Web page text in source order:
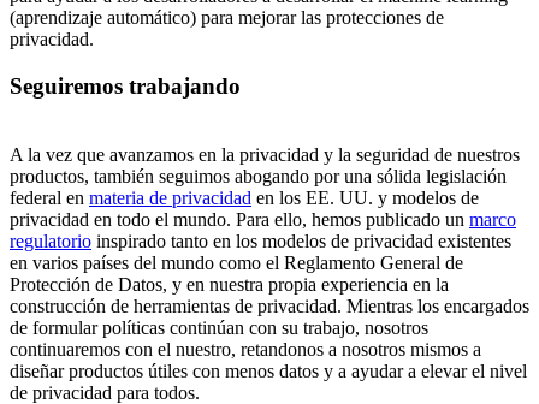
(aprendizaje automático) para mejorar las protecciones de
privacidad.
Seguiremos trabajando
A la vez que avanzamos en la privacidad y la seguridad de nuestros
productos, también seguimos abogando por una sólida legislación
federal en materia de privacidad en los EE. UU. y modelos de
privacidad en todo el mundo. Para ello, hemos publicado un marco
regulatorio inspirado tanto en los modelos de privacidad existentes
en varios países del mundo como el Reglamento General de
Protección de Datos, y en nuestra propia experiencia en la
construcción de herramientas de privacidad. Mientras los encargados
de formular políticas continúan con su trabajo, nosotros
continuaremos con el nuestro, retandonos a nosotros mismos a
diseñar productos útiles con menos datos y a ayudar a elevar el nivel
de privacidad para todos.